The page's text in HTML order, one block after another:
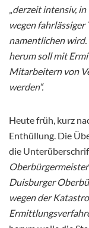
„derzeit intensiv,
wegen fahrlässiger
namentlichen
herum soll mit
Mitarbeitern von
werden“.
Heute früh, kurz
Enthüllung. Die
die
Oberbürgermeister
Duisburger
wegen der